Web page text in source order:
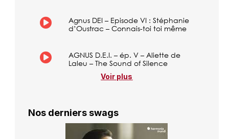
Agnus DEI – Episode VI : Stéphanie
d’Oustrac – Connais-toi toi même
AGNUS D.E.I. – ép. V – Aliette de
Laleu – The Sound of Silence
Voir plus
Nos derniers swags